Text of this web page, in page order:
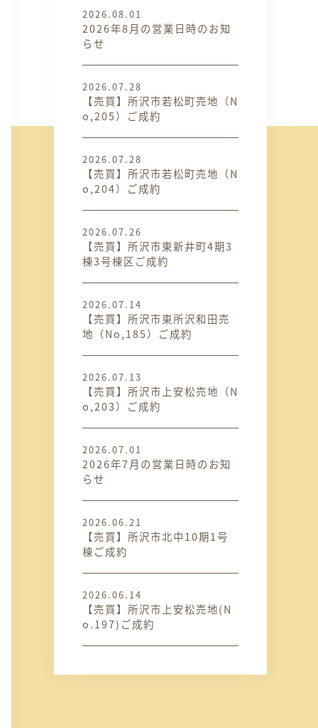
2026.08.01
2026年8月の営業日時のお知
らせ
2026.07.28
【売買】所沢市若松町売地（N
o,205）ご成約
2026.07.28
【売買】所沢市若松町売地（N
o,204）ご成約
2026.07.26
【売買】所沢市東新井町4期3
棟3号棟区ご成約
2026.07.14
【売買】所沢市東所沢和田売
地（No,185）ご成約
2026.07.13
【売買】所沢市上安松売地（N
o,203）ご成約
2026.07.01
2026年7月の営業日時のお知
らせ
2026.06.21
【売買】所沢市北中10期1号
棟ご成約
2026.06.14
【売買】所沢市上安松売地(N
o.197)ご成約